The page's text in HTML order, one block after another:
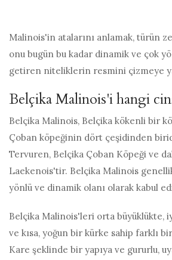
Malinois'in atalarını anlamak, türün
onu bugün bu kadar dinamik ve çok
getiren niteliklerin resmini çizmeye
Belçika Malinois'i hangi
Belçika Malinois, Belçika kökenli bir
Çoban köpeğinin dört çeşidinden
Tervuren, Belçika Çoban Köpeği ve
Laekenois'tir. Belçika Malinois
yönlü ve dinamik olanı olarak kabul
Belçika Malinois'leri orta büyüklükte,
ve kısa, yoğun bir kürke sahip farklı
Kare şeklinde bir yapıya ve gururlu,